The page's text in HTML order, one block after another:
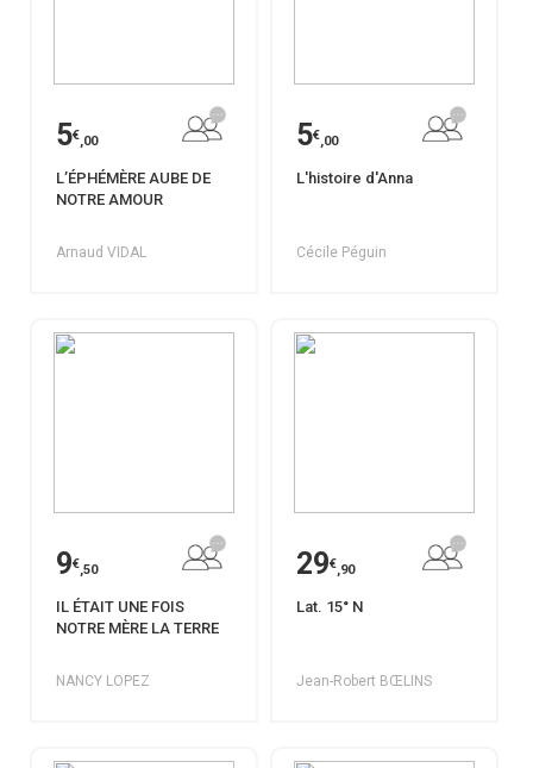
5€,00
L’ÉPHÉMÈRE AUBE DE
NOTRE AMOUR
Arnaud VIDAL
5€,00
L'histoire d'Anna
Cécile Péguin
9€,50
IL ÉTAIT UNE FOIS
NOTRE MÈRE LA TERRE
NANCY LOPEZ
29€,90
Lat. 15° N
Jean-Robert BŒLINS